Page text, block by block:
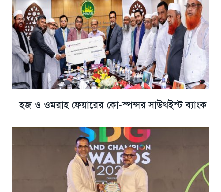
হজ ও ওমরাহ ফেয়ারের কো-স্পন্সর সাউথইস্ট ব্যাংক